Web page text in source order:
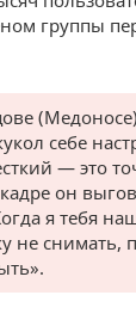
группы
себе
— это
он
я тебя
не снимать,